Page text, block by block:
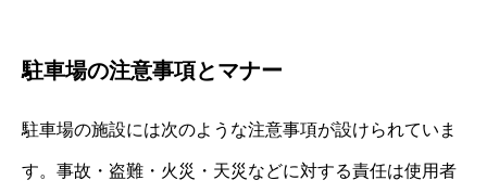
駐車場の注意事項とマナー
駐車場の施設には次のような注意事項が設けられていま
す。事故・盗難・火災・天災などに対する責任は使用者